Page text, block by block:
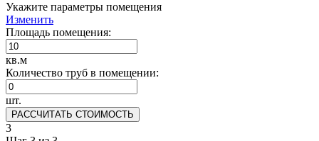
Укажите параметры помещения
Изменить
Площадь помещения:
кв.м
Количество труб в помещении:
шт.
РАССЧИТАТЬ СТОИМОСТЬ
3